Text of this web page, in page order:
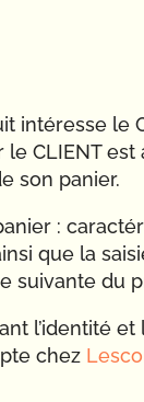
intéresse le
CLIENT
son panier.
:
que la
suivante du
l’identité et
chez